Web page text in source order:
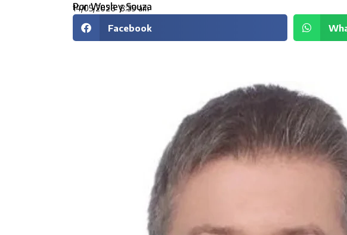
PorWesley Souza
14/05/2026 8:39 am
Facebook